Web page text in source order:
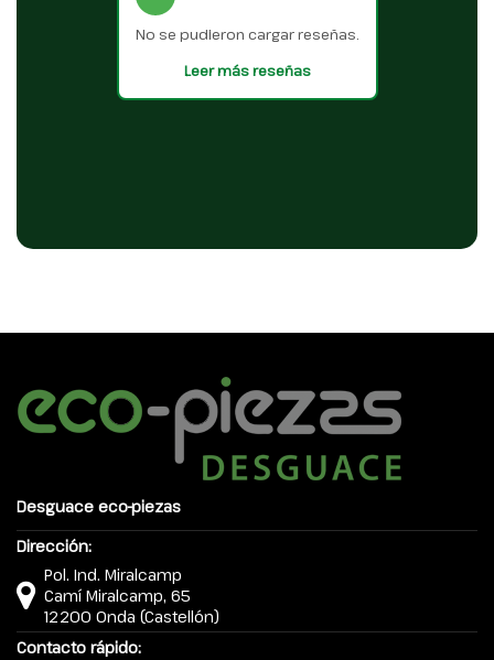
No se pudieron cargar reseñas.
Leer más reseñas
Desguace eco-piezas
Dirección:
Pol. Ind. Miralcamp
Camí Miralcamp, 65
12200 Onda (Castellón)
Contacto rápido: